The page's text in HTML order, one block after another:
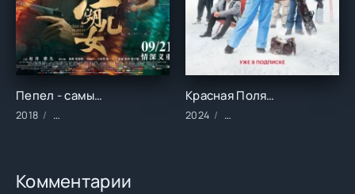
Пепел - самый чистый белый (2018)
2018 Фильмы/2018 год/Зарубежные/Драма/Криминал/Мелодрамы
Красная Поляна (2024)
2024 Сериалы/2024 год/
Комментарии